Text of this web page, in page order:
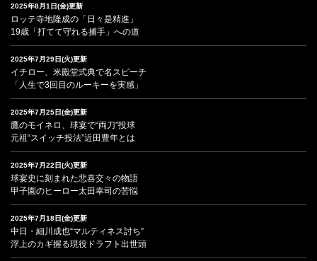
2025年8月1日(金)更新
ロッテ寺地隆成の「日々是精進」
19歳「打てて守れる捕手」への道
2025年7月29日(火)更新
イチロー、米殿堂式典で名スピーチ
「人生で3回目のルーキーを実感」
2025年7月25日(金)更新
鷹のモイネロ、球宴で“両刀”投球
元祖“スイッチ投法”近田豊年とは
2025年7月22日(火)更新
球宴史に刻まれた悲喜交々の物語
甲子園のヒーロー太田幸司の苦悩
2025年7月18日(金)更新
中日・細川成也“マルティネス討ち”
浮上のカギ握る現役ドラフト出世頭